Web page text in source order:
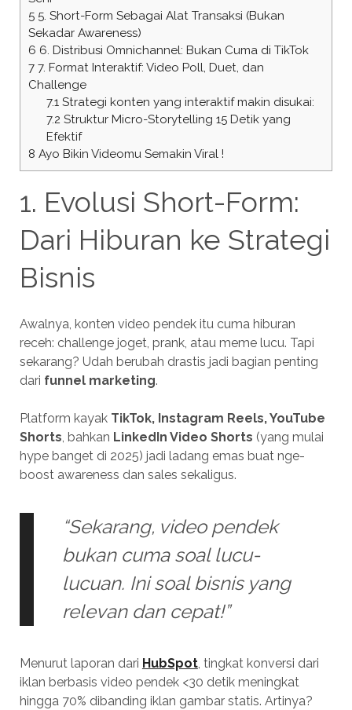
55. Short-Form Sebagai Alat Transaksi (Bukan
Sekadar Awareness)
6 6. Distribusi Omnichannel: Bukan Cuma di TikTok
77. Format Interaktif: Video Poll, Duet, dan
Challenge
7.1Strategi konten yang interaktif makin disukai:
7.2 Struktur Micro-Storytelling 15 Detik yang
Efektif
8 Ayo Bikin Videomu Semakin Viral !
1. Evolusi Short-Form:
Dari Hiburan ke Strategi
Bisnis
Awalnya, konten video pendek itu cuma hiburan
receh: challenge joget, prank, atau meme lucu. Tapi
sekarang? Udah berubah drastis jadi bagian penting
dari funnel marketing.
Platform kayak TikTok, Instagram Reels, YouTube
Shorts, bahkan LinkedIn Video Shorts (yang mulai
hype banget di 2025) jadi ladang emas buat nge-
boost awareness dan sales sekaligus.
“Sekarang, video pendek
bukan cuma soal lucu-
lucuan. Ini soal bisnis yang
relevan dan cepat!”
Menurut laporan dari HubSpot, tingkat konversi dari
iklan berbasis video pendek <30 detik meningkat
hingga 70% dibanding iklan gambar statis. Artinya?